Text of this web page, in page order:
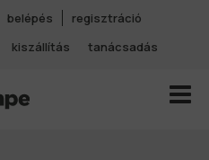
belépés
regisztráció
kiszállítás tanácsadás